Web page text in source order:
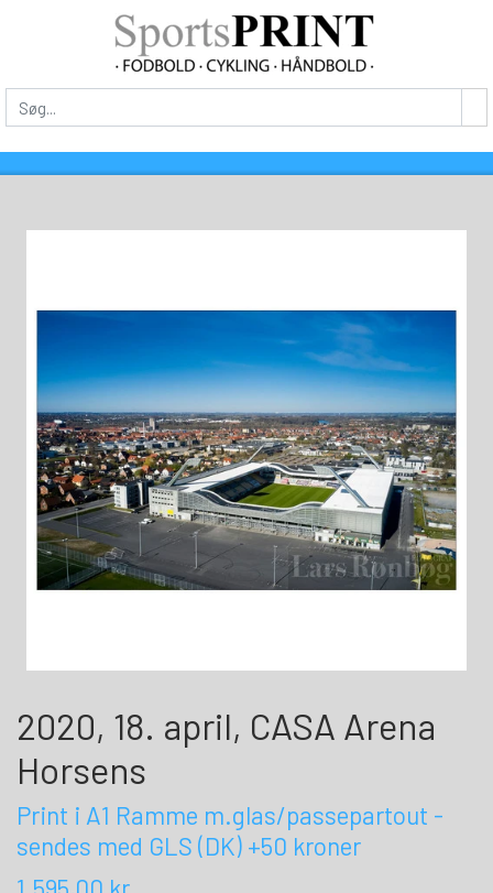
2020, 18. april, CASA Arena
Horsens
Print i A1 Ramme m.glas/passepartout -
sendes med GLS (DK) +50 kroner